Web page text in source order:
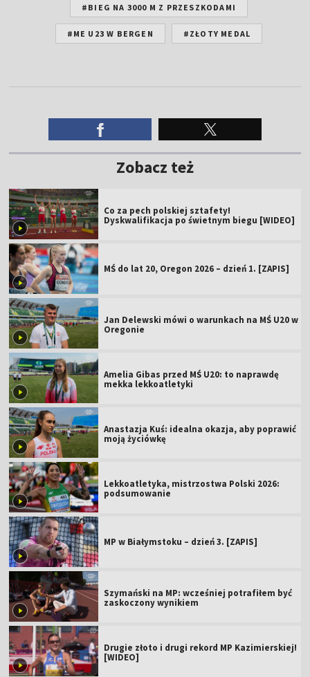
#BIEG NA 3000 M Z PRZESZKODAMI
#ME U23 W BERGEN #ZŁOTY MEDAL
Zobacz też
Co za pech polskiej sztafety!
Dyskwalifikacja po świetnym biegu [WIDEO]
MŚ do lat 20, Oregon 2026 – dzień 1. [ZAPIS]
Jan Delewski mówi o warunkach na MŚ U20 w
Oregonie
Amelia Gibas przed MŚ U20: to naprawdę
mekka lekkoatletyki
Anastazja Kuś: idealna okazja, aby poprawić
moją życiówkę
Lekkoatletyka, mistrzostwa Polski 2026:
podsumowanie
MP w Białymstoku – dzień 3. [ZAPIS]
Szymański na MP: wcześniej potrafiłem być
zaskoczony wynikiem
Drugie złoto i drugi rekord MP Kazimierskiej!
[WIDEO]